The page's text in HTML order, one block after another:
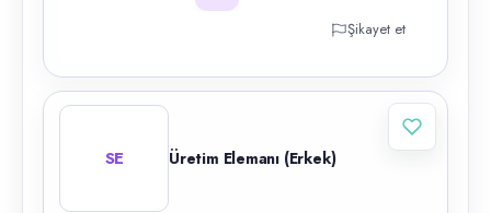
Şikayet et
SE Üretim Elemanı (Erkek)